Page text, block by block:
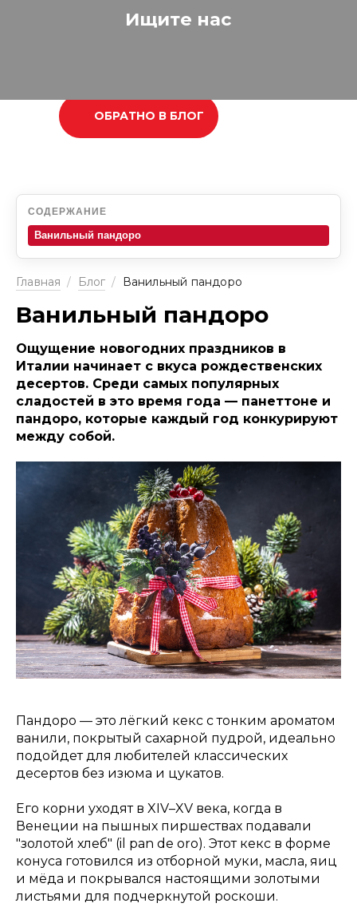
Ищите нас
ОБРАТНО В БЛОГ
СОДЕРЖАНИЕ
Ванильный пандоро
Главная / Блог / Ванильный пандоро
Ванильный пандоро
Ощущение новогодних праздников в
Италии начинает с вкуса рождественских
десертов. Среди самых популярных
сладостей в это время года — панеттоне и
пандоро, которые каждый год конкурируют
между собой.
Пандоро — это лёгкий кекс с тонким ароматом
ванили, покрытый сахарной пудрой, идеально
подойдет для любителей классических
десертов без изюма и цукатов.
Его корни уходят в XIV–XV века, когда в
Венеции на пышных пиршествах подавали
"золотой хлеб" (il pan de oro). Этот кекс в форме
конуса готовился из отборной муки, масла, яиц
и мёда и покрывался настоящими золотыми
листьями для подчеркнутой роскоши.